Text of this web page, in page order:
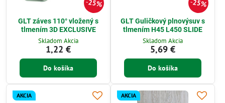
25%
GLT záves 110° vložený s
tlmením 3D EXCLUSIVE
Skladom Akcia
1,22 €
Do košíka
25%
GLT Guličkový plnovýsuv s
tlmením H45 L450 SLIDE
Skladom Akcia
5,69 €
Do košíka
AKCIA AKCIA